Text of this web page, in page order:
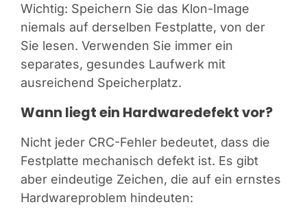
Wichtig: Speichern Sie das Klon-Image
niemals auf derselben Festplatte, von der
Sie lesen. Verwenden Sie immer ein
separates, gesundes Laufwerk mit
ausreichend Speicherplatz.
Wann liegt ein Hardwaredefekt vor?
Nicht jeder CRC-Fehler bedeutet, dass die
Festplatte mechanisch defekt ist. Es gibt
aber eindeutige Zeichen, die auf ein ernstes
Hardwareproblem hindeuten: